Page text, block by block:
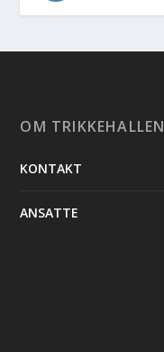
OM TRIKKEHALLEN
KONTAKT
ANSATTE